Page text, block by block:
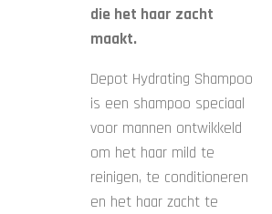
die het haar zacht
maakt.
Depot Hydrating Shampoo
is een shampoo speciaal
voor mannen ontwikkeld
om het haar mild te
reinigen, te conditioneren
en het haar zacht te